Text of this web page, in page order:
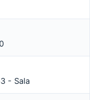
- Sala